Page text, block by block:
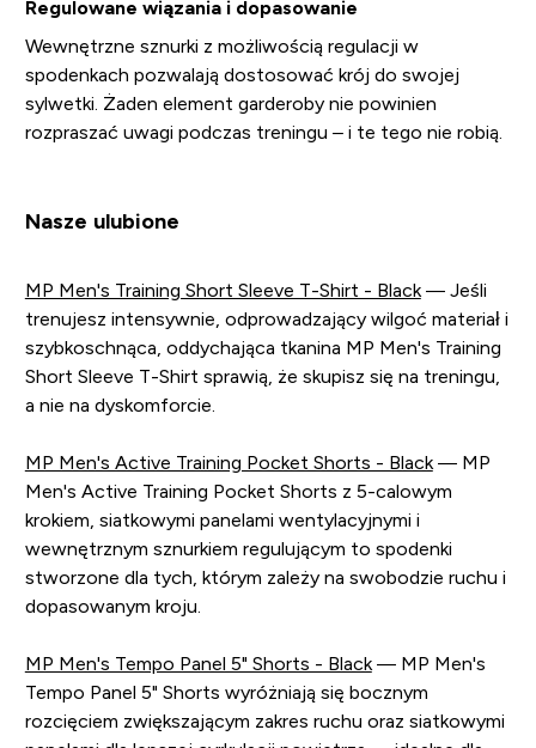
Regulowane wiązania i dopasowanie
Wewnętrzne sznurki z możliwością regulacji w
spodenkach pozwalają dostosować krój do swojej
sylwetki. Żaden element garderoby nie powinien
rozpraszać uwagi podczas treningu – i te tego nie robią.
Nasze ulubione
MP Men's Training Short Sleeve T-Shirt - Black— Jeśli
trenujesz intensywnie, odprowadzający wilgoć materiał i
szybkoschnąca, oddychająca tkanina MP Men's Training
Short Sleeve T-Shirt sprawią, że skupisz się na treningu,
a nie na dyskomforcie.
MP Men's Active Training Pocket Shorts - Black— MP
Men's Active Training Pocket Shorts z 5-calowym
krokiem, siatkowymi panelami wentylacyjnymi i
wewnętrznym sznurkiem regulującym to spodenki
stworzone dla tych, którym zależy na swobodzie ruchu i
dopasowanym kroju.
MP Men's Tempo Panel 5" Shorts - Black— MP Men's
Tempo Panel 5" Shorts wyróżniają się bocznym
rozcięciem zwiększającym zakres ruchu oraz siatkowymi